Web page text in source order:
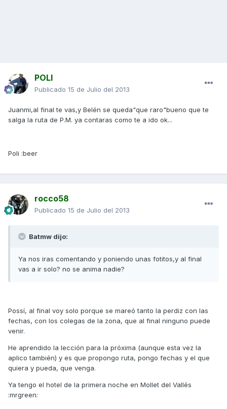
POLI
Publicado 15 de Julio del 2013
Juanmi,al final te vas,y Belén se queda"que raro"bueno que te
salga la ruta de P.M. ya contaras como te a ido ok...
Poli :beer
rocco58
Publicado 15 de Julio del 2013
Batmw dijo:
Ya nos iras comentando y poniendo unas fotitos,y al final
vas a ir solo? no se anima nadie?
Possí, al final voy solo porque se mareó tanto la perdiz con las
fechas, con los colegas de la zona, que al final ninguno puede
venir.
He aprendido la lección para la próxima (aunque esta vez la
aplico también) y es que propongo ruta, pongo fechas y el que
quiera y pueda, que venga.
Ya tengo el hotel de la primera noche en Mollet del Vallés
:mrgreen: